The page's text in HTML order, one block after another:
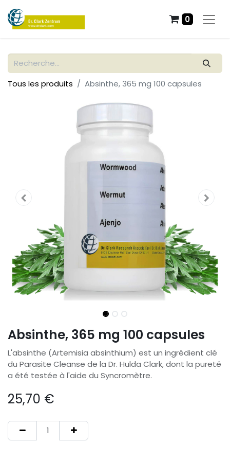
0
Tous les produits Absinthe, 365 mg 100 capsules
Absinthe, 365 mg 100 capsules
L'absinthe (Artemisia absinthium) est un ingrédient clé
du Parasite Cleanse de la Dr. Hulda Clark, dont la pureté
a été testée à l'aide du Syncromètre.
25,70 €